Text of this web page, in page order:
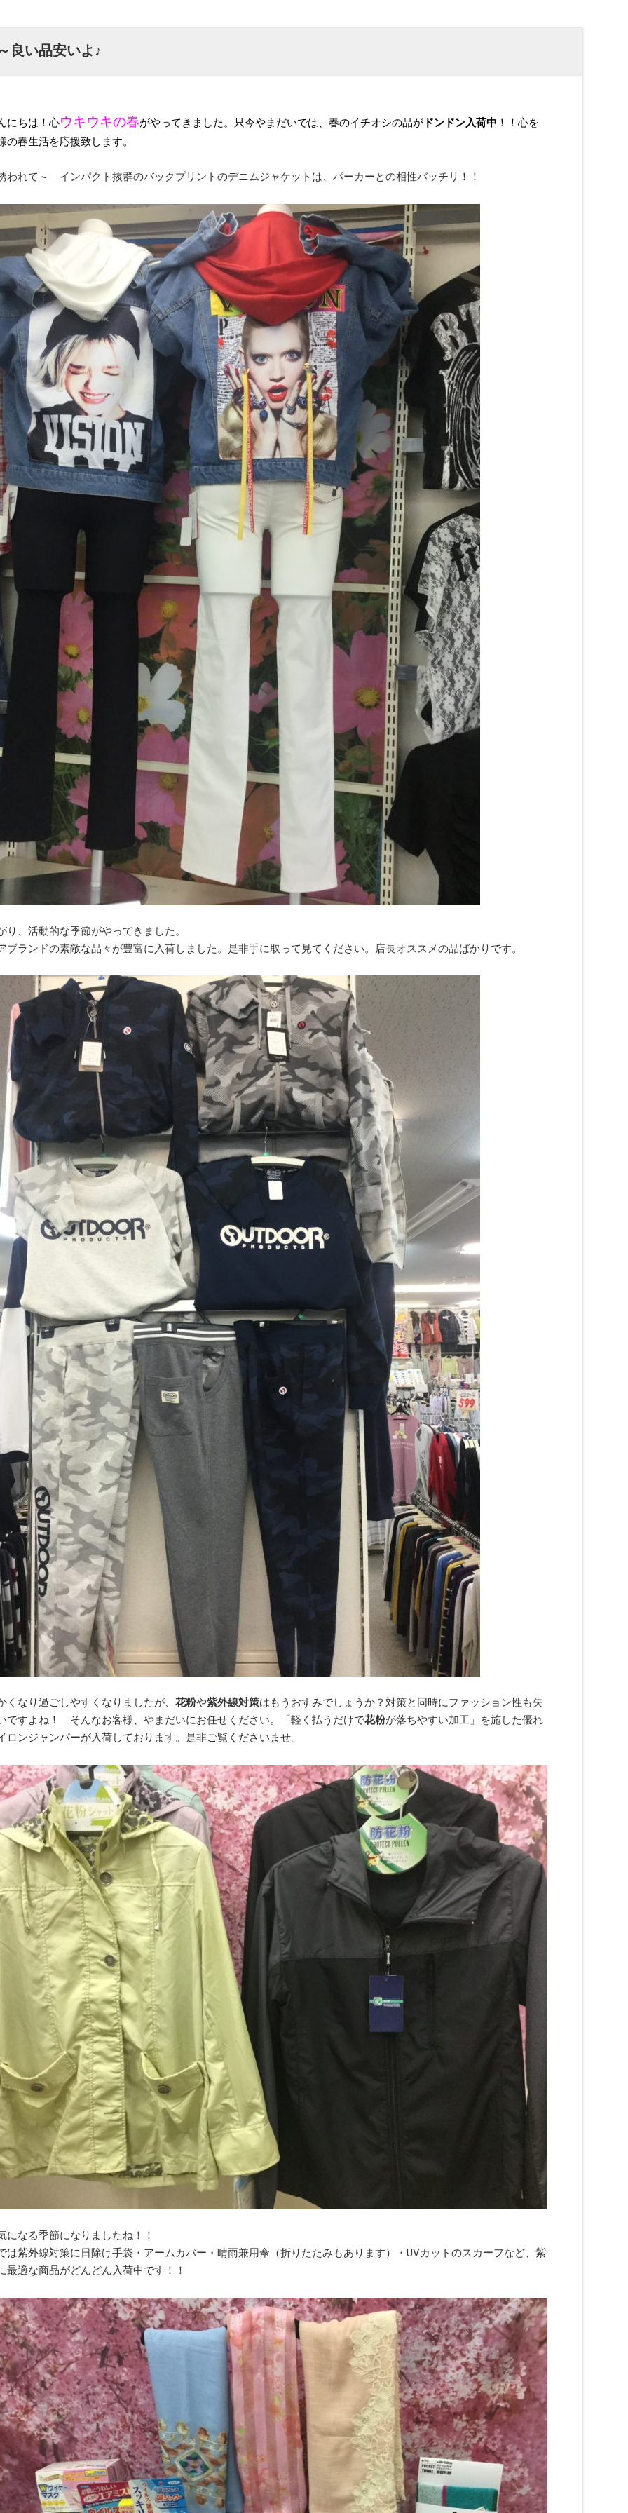
良い品安いよ♪
にちは！心ウキウキの春がやってきました。只今やまだいでは、春のイチオシの品が ドンドン入荷中 ！！心を
の春生活を応援致します。
われて～ インパクト抜群のバックプリントのデニムジャケットは、パーカーとの相性バッチリ！！
り、活動的な季節がやってきました。
ブランドの素敵な品々が豊富に入荷しました。是非手に取って見てください。店長オススメの品ばかりです。
くなり過ごしやすくなりましたが、花粉や紫外線対策はもうおすみでしょうか？対策と同時にファッション性も失
ですよね！ そんなお客様、やまだいにお任せください。「軽く払うだけで花粉が落ちやすい加工」を施した優れ
ロンジャンパーが入荷しております。是非ご覧くださいませ。
になる季節になりましたね！！
は紫外線対策に日除け手袋・アームカバー・晴雨兼用傘（折りたたみもあります）・UVカットのスカーフなど、紫
最適な商品がどんどん入荷中です！！